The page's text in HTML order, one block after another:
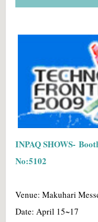
INPAQ SHOWS-
No:5102
Venue: Makuhari
Date: April 15~17